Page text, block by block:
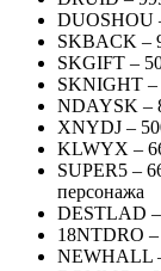
DUOSHOU
SKBACK –
SKGIFT –
SKNIGHT –
NDAYSK –
XNYDJ –
KLWYX –
SUPER5 –
персонажа
DESTLAD –
18NTDRO –
NEWHALL